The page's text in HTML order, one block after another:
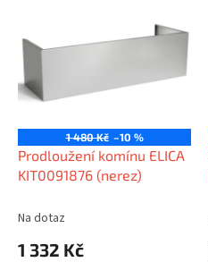
1 480 Kč –10 %
Prodloužení komínu ELICA
KIT0091876 (nerez)
Na dotaz
1 332 Kč